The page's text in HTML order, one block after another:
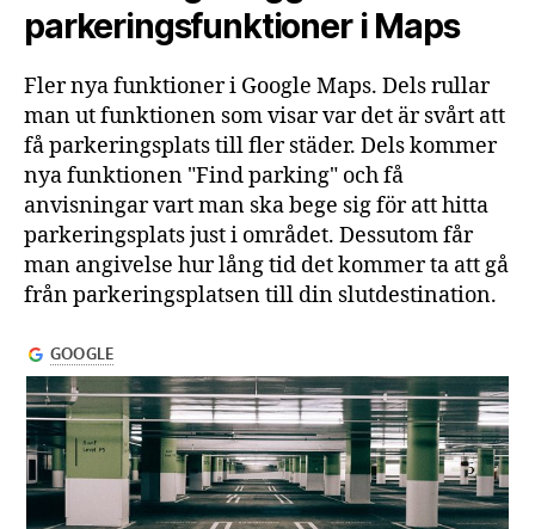
parkeringsfunktioner i Maps
Fler nya funktioner i Google Maps. Dels rullar
man ut funktionen som visar var det är svårt att
få parkeringsplats till fler städer. Dels kommer
nya funktionen "Find parking" och få
anvisningar vart man ska bege sig för att hitta
parkeringsplats just i området. Dessutom får
man angivelse hur lång tid det kommer ta att gå
från parkeringsplatsen till din slutdestination.